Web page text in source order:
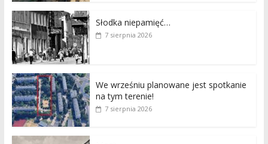
Słodka niepamięć…
7 sierpnia 2026
We wrześniu planowane jest spotkanie
na tym terenie!
7 sierpnia 2026